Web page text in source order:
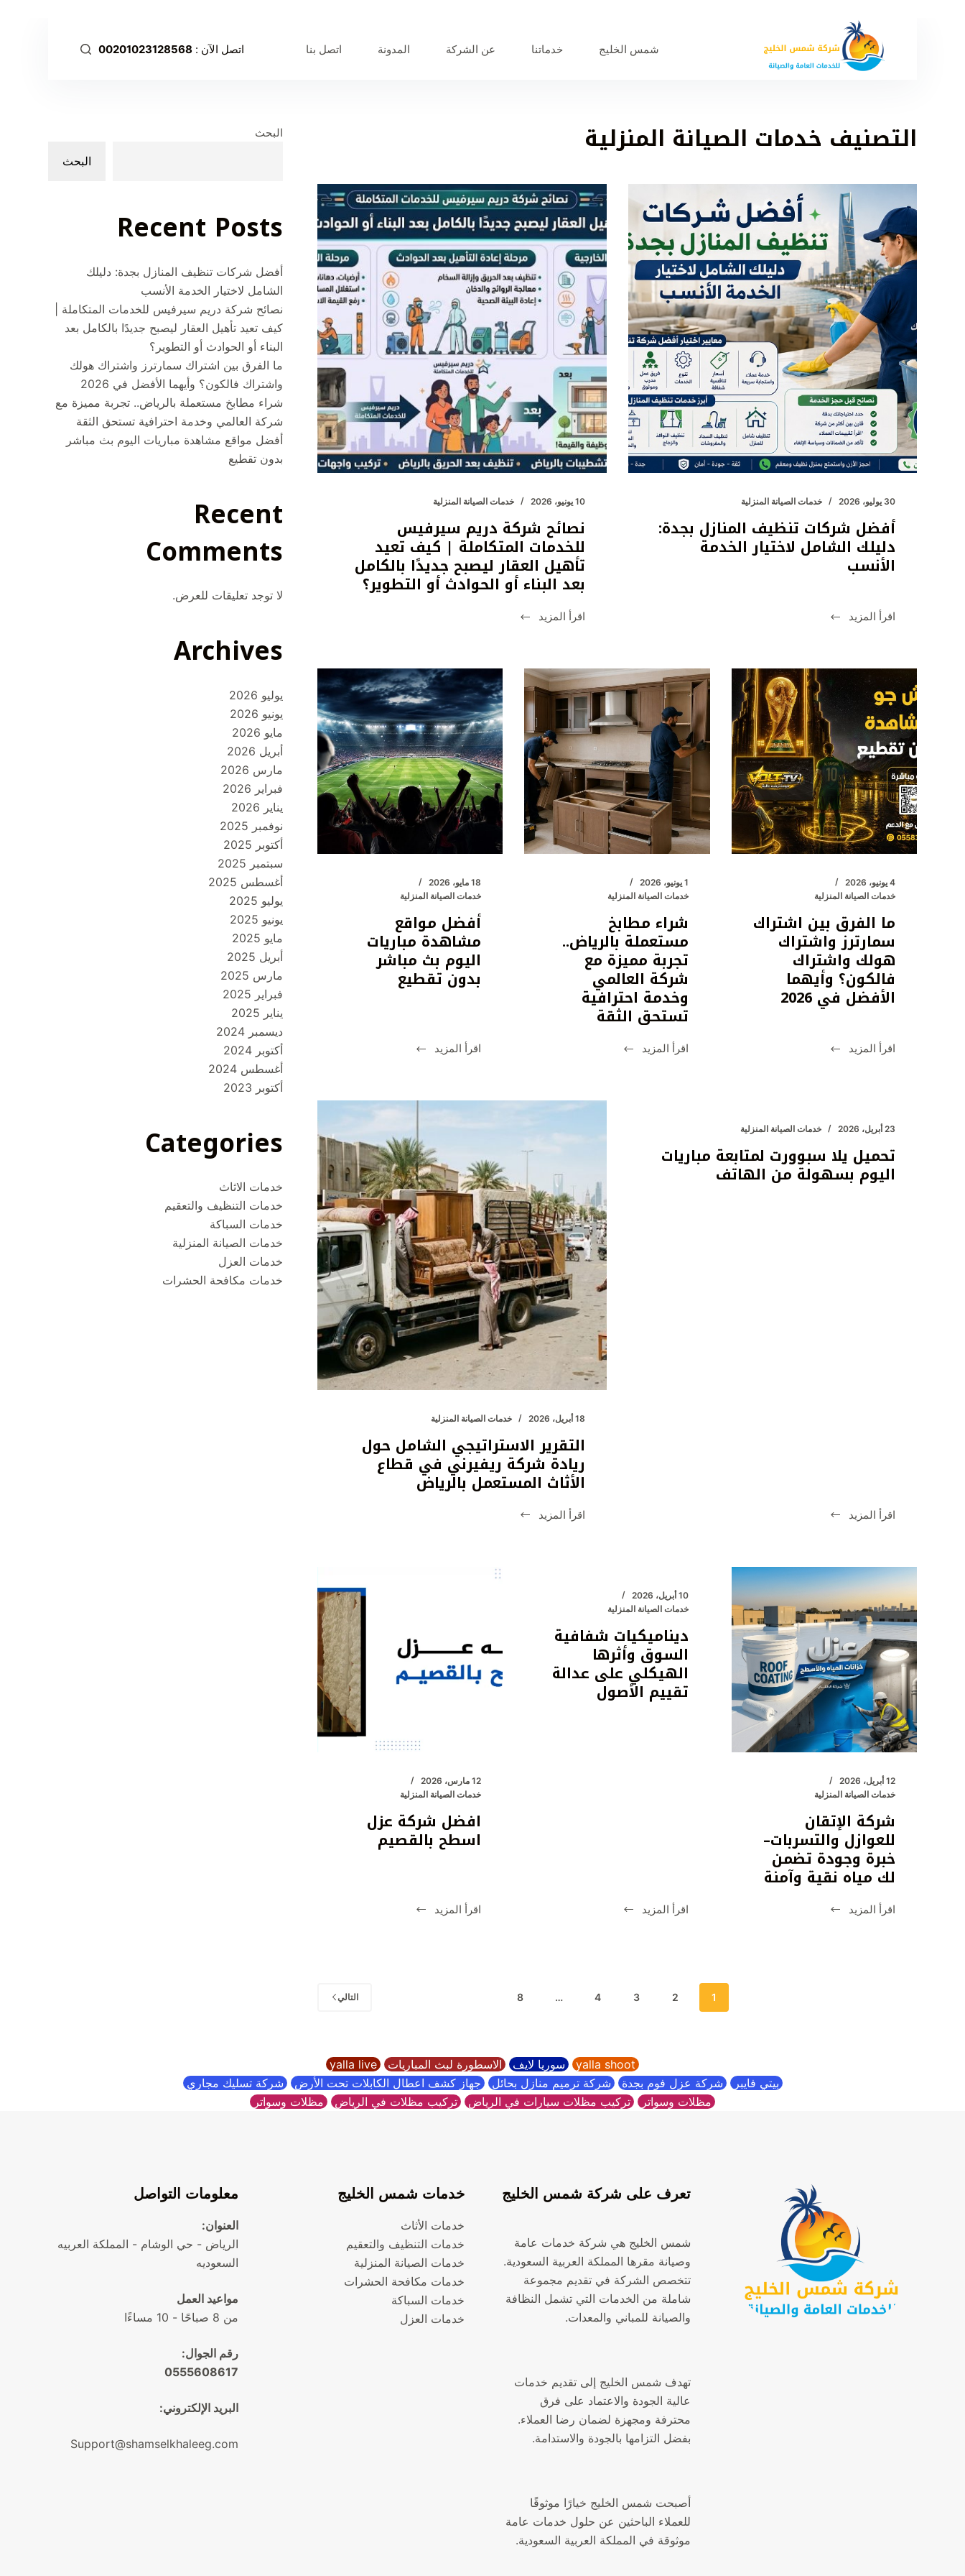
شمس الخليج خدماتنا عن الشركة المدونة اتصل بنا اتصل الآن : 00201023128568
التصنيف خدمات الصيانة المنزلية
30 يوليو، 2026 خدمات الصيانة المنزلية
أفضل شركات تنظيف المنازل بجدة:
دليلك الشامل لاختيار الخدمة
الأنسب
اقرأ المزيد
أفضل
المنازل
دليلك
الشامل
لاختيار
الخدمة
الأنسب
10 يونيو، 2026 خدمات الصيانة المنزلية
نصائح شركة دريم سيرفيس
للخدمات المتكاملة | كيف تعيد
تأهيل العقار ليصبح جديدًا بالكامل
بعد البناء أو الحوادث أو التطوير؟
اقرأ المزيد
نصائح
سيرفيس
للخدمات
|
كيف
تعيد
تأهيل
العقار
ليصبح
جديدًا
بالكامل
4 يونيو، 2026
خدمات الصيانة المنزلية
ما الفرق بين اشتراك
سمارترز واشتراك
هولك واشتراك
فالكون؟ وأيهما
الأفضل في 2026
اقرأ المزيد
ما
سمارترز
هولك
واشتراك
1 يونيو، 2026
خدمات الصيانة المنزلية
شراء مطابخ
مستعملة بالرياض..
تجربة مميزة مع
شركة العالمي
وخدمة احترافية
تستحق الثقة
اقرأ المزيد
شراء
18 مايو، 2026
خدمات الصيانة المنزلية
أفضل مواقع
مشاهدة مباريات
اليوم بث مباشر
بدون تقطيع
اقرأ المزيد
أفضل
مباريات
مباشر
بدون
تقطيع
23 أبريل، 2026 خدمات الصيانة المنزلية
تحميل يلا سبوورت لمتابعة مباريات
اليوم بسهولة من الهاتف
اقرأ المزيد
تحميل
لمتابعة
مباريات
اليوم
بسهولة
من
الهاتف
18 أبريل، 2026 خدمات الصيانة المنزلية
التقرير الاستراتيجي الشامل حول
ريادة شركة ريفيرني في قطاع
الأثاث المستعمل بالرياض
اقرأ المزيد
التقرير
الأثاث
12 أبريل، 2026
خدمات الصيانة المنزلية
شركة الإتقان
للعوازل والتسربات–
خبرة وجودة تضمن
لك مياه نقية وآمنة
اقرأ المزيد
شركة
10 أبريل، 2026
خدمات الصيانة المنزلية
ديناميكيات شفافية
السوق وأثرها
الهيكلي على عدالة
تقييم الأصول
اقرأ المزيد
ديناميكيات
على
الأصول
12 مارس، 2026
خدمات الصيانة المنزلية
افضل شركة عزل
اسطح بالقصيم
اقرأ المزيد
افضل
1
2
3
4
…
8 التالي
البحث
البحث
Recent Posts
أفضل شركات تنظيف المنازل بجدة: دليلك
الشامل لاختيار الخدمة الأنسب
نصائح شركة دريم سيرفيس للخدمات المتكاملة |
كيف تعيد تأهيل العقار ليصبح جديدًا بالكامل بعد
البناء أو الحوادث أو التطوير؟
ما الفرق بين اشتراك سمارترز واشتراك هولك
واشتراك فالكون؟ وأيهما الأفضل في 2026
شراء مطابخ مستعملة بالرياض.. تجربة مميزة مع
شركة العالمي وخدمة احترافية تستحق الثقة
أفضل مواقع مشاهدة مباريات اليوم بث مباشر
بدون تقطيع
Recent
Comments
لا توجد تعليقات للعرض.
Archives
يوليو 2026
يونيو 2026
مايو 2026
أبريل 2026
مارس 2026
فبراير 2026
يناير 2026
نوفمبر 2025
أكتوبر 2025
سبتمبر 2025
أغسطس 2025
يوليو 2025
يونيو 2025
مايو 2025
أبريل 2025
مارس 2025
فبراير 2025
يناير 2025
ديسمبر 2024
أكتوبر 2024
أغسطس 2024
أكتوبر 2023
Categories
خدمات الاثاث
خدمات التنظيف والتعقيم
خدمات السباكة
خدمات الصيانة المنزلية
خدمات العزل
خدمات مكافحة الحشرات
yalla shoot سوريا لايف الاسطورة لبث المباريات yalla live
بيتي فايبر شركة عزل فوم بجدة شركة ترميم منازل بحائل جهاز كشف اعطال الكابلات تحت الأرض شركة تسليك مجاري
مظلات وسواتر تركيب مظلات سيارات في الرياض تركيب مظلات في الرياض مظلات وسواتر
تعرف على شركة شمس الخليج
شمس الخليج هي شركة خدمات عامة
وصيانة مقرها المملكة العربية السعودية.
تتخصص الشركة في تقديم مجموعة
شاملة من الخدمات التي تشمل النظافة
والصيانة للمباني والمعدات.
تهدف شمس الخليج إلى تقديم خدمات
عالية الجودة والاعتماد على فرق
محترفة ومجهزة لضمان رضا العملاء.
بفضل التزامها بالجودة والاستدامة.
أصبحت شمس الخليج خيارًا موثوقًا
للعملاء الباحثين عن حلول خدمات عامة
موثوقة في المملكة العربية السعودية.
خدمات شمس الخليج
خدمات الأثاث
خدمات التنظيف والتعقيم
خدمات الصيانة المنزلية
خدمات مكافحة الحشرات
خدمات السباكة
خدمات العزل
معلومات التواصل
العنوان:
الرياض - حي الوشام - المملكة العربيه
السعوديه
مواعيد العمل
من 8 صباحًا - 10 مساءًا
رقم الجوال:
0555608617
البريد الإلكتروني:
Support@shamselkhaleeg.com